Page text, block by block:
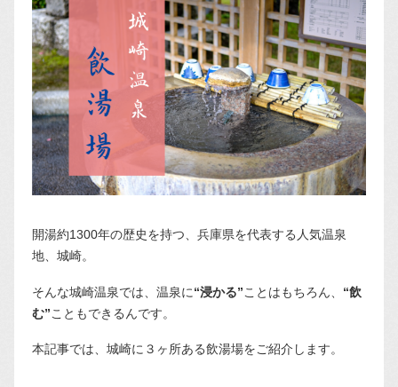
開湯約1300年の歴史を持つ、兵庫県を代表する人気温泉
地、城崎。
そんな城崎温泉では、温泉に“浸かる”ことはもちろん、 “飲
む”こともできるんです。
本記事では、城崎に３ヶ所ある飲湯場をご紹介します。